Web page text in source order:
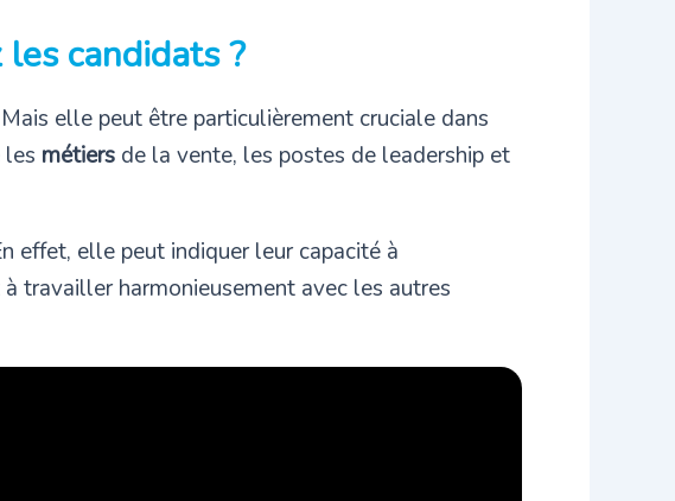
candidats ?
elle peut être particulièrement cruciale dans
les métiers de la vente, les postes de leadership et
effet, elle peut indiquer leur capacité à
travailler harmonieusement avec les autres